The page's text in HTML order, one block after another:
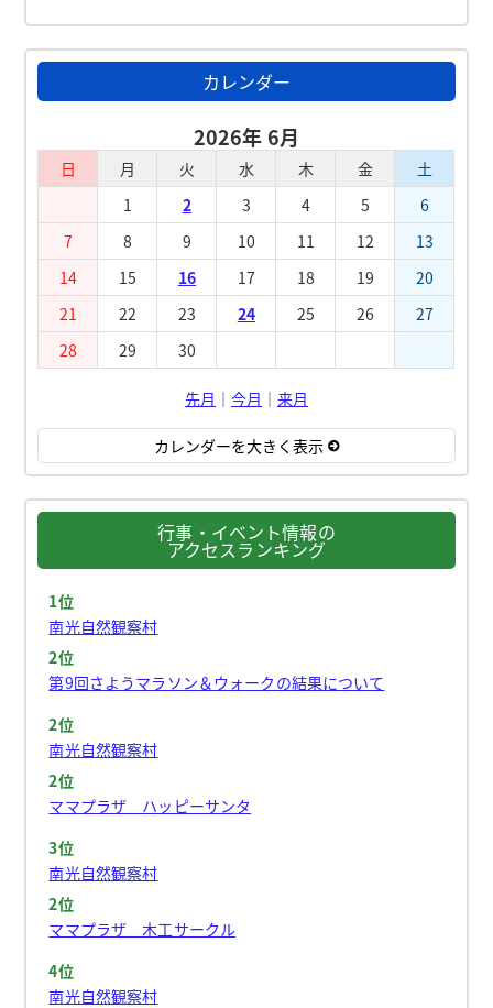
カレンダー
2026年 6月
日 月 火 水 木 金
土
1
2 3 4 5
6
7
8 9 10 11 12
13
14
15 16 17 18 19
20
21
22 23 24 25 26
27
28
29 30
先月 ｜ 今月 ｜ 来月
カレンダーを大きく表示
行事・イベント情報の
アクセスランキング
1位
南光自然観察村
2位
第9回さようマラソン＆ウォークの結果について
2位
南光自然観察村
2位
ママプラザ ハッピーサンタ
3位
南光自然観察村
2位
ママプラザ 木工サークル
4位
南光自然観察村